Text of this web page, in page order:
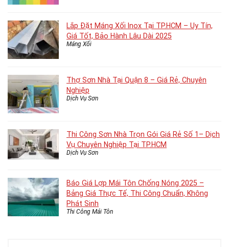
Lắp Đặt Máng Xối Inox Tại TP.HCM – Uy Tín,
Giá Tốt, Bảo Hành Lâu Dài 2025
Máng Xối
Thợ Sơn Nhà Tại Quận 8 – Giá Rẻ, Chuyên
Nghiệp
Dịch Vụ Sơn
Thi Công Sơn Nhà Trọn Gói Giá Rẻ Số 1– Dịch
Vụ Chuyên Nghiệp Tại TP.HCM
Dịch Vụ Sơn
Báo Giá Lợp Mái Tôn Chống Nóng 2025 –
Bảng Giá Thực Tế, Thi Công Chuẩn, Không
Phát Sinh
Thi Công Mái Tôn